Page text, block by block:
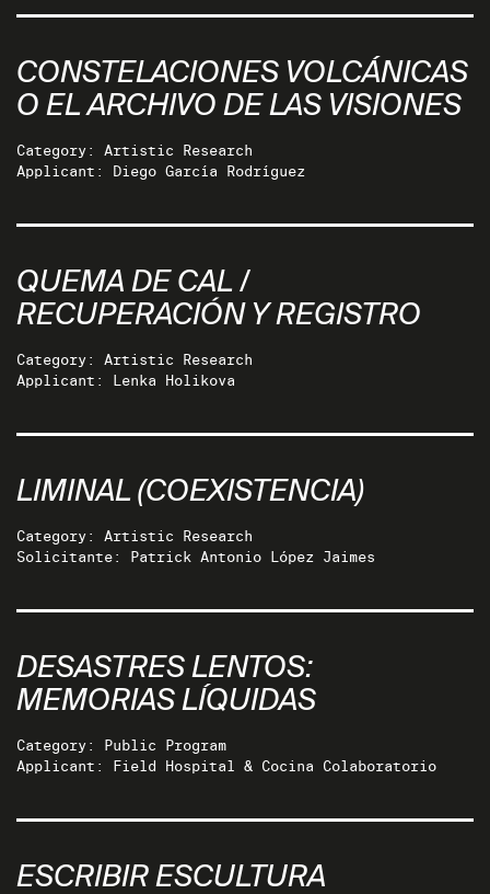
CONSTELACIONES VOLCÁNICAS
O EL ARCHIVO DE LAS VISIONES
Category: Artistic Research
Applicant: Diego García Rodríguez
QUEMA DE CAL /
RECUPERACIÓN Y REGISTRO
Category: Artistic Research
Applicant: Lenka Holikova
LIMINAL (COEXISTENCIA)
Category: Artistic Research
Solicitante: Patrick Antonio López Jaimes
DESASTRES LENTOS:
MEMORIAS LÍQUIDAS
Category: Public Program
Applicant: Field Hospital & Cocina Colaboratorio
ESCRIBIR ESCULTURA